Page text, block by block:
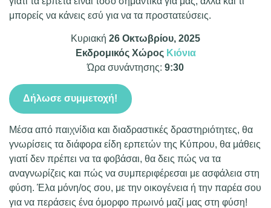
μπορείς να κάνεις εσύ για να τα προστατεύσεις.
Κυριακή 26 Οκτωβρίου, 2025
Εκδρομικός Χώρος Κιόνια
Ώρα συνάντησης: 9:30
Δήλωσε συμμετοχή!
Μέσα από παιχνίδια και διαδραστικές δραστηριότητες, θα
γνωρίσεις τα διάφορα είδη ερπετών της Κύπρου, θα μάθεις
γιατί δεν πρέπει να τα φοβάσαι, θα δεις πώς να τα
αναγνωρίζεις και πώς να συμπεριφέρεσαι με ασφάλεια στη
φύση. Έλα μόνη/ος σου, με την οικογένεια ή την παρέα σου
για να περάσεις ένα όμορφο πρωινό μαζί μας στη φύση!